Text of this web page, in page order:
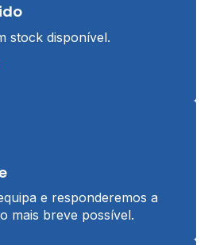
stock disponível.
e responderemos a
mais breve possível.